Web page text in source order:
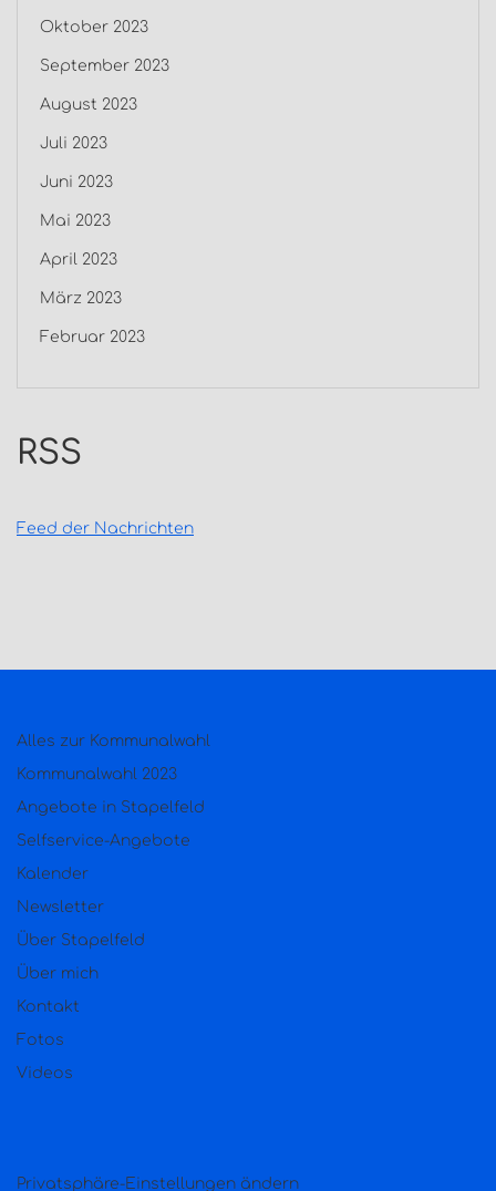
Oktober 2023
September 2023
August 2023
Juli 2023
Juni 2023
Mai 2023
April 2023
März 2023
Februar 2023
RSS
Feed der Nachrichten
Alles zur Kommunalwahl
Kommunalwahl 2023
Angebote in Stapelfeld
Selfservice-Angebote
Kalender
Newsletter
Über Stapelfeld
Über mich
Kontakt
Fotos
Videos
Privatsphäre-Einstellungen ändern